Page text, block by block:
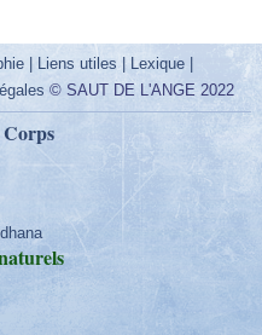
Liens utiles | Lexique
© SAUT DE L'ANGE 2022